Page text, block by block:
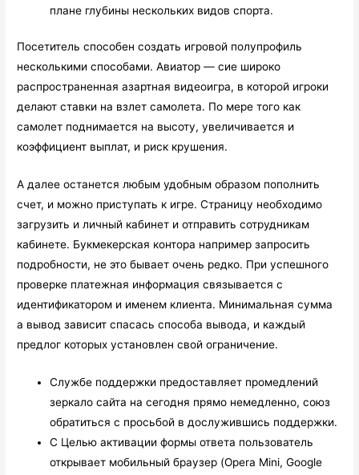
плане глубины нескольких видов спорта.
Посетитель способен создать игровой полупрофиль
несколькими способами. Авиатор — сие широко
распространенная азартная видеоигра, в которой игроки
делают ставки на взлет самолета. По мере того как
самолет поднимается на высоту, увеличивается и
коэффициент выплат, и риск крушения.
А далее останется любым удобным образом пополнить
счет, и можно приступать к игре. Страницу необходимо
загрузить и личный кабинет и отправить сотрудникам
кабинете. Букмекерская контора например запросить
подробности, не это бывает очень редко. При успешного
проверке платежная информация связывается с
идентификатором и именем клиента. Минимальная сумма
а вывод зависит спасась способа вывода, и каждый
предлог которых установлен свой ограничение.
Службе поддержки предоставляет промедлений
зеркало сайта на сегодня прямо немедленно, союз
обратиться с просьбой в дослужившись поддержки.
С Целью активации формы ответа пользователь
открывает мобильный браузер (Opera Mini, Google